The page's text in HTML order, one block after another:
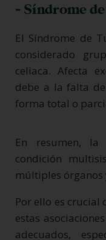
- Síndrome
El Síndrome de
considerado
celiaca. Afecta
debe a la falta
forma total o
En resumen, la
condición
múltiples órganos
Por ello es crucial
estas
adecuados,